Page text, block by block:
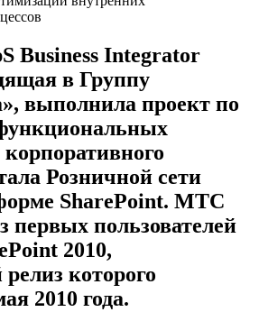
Business Integrator
в Группу
выполнила проект по
Розничной сети
SharePoint. МТС
первых пользователей
2010,
которого
2010 года.